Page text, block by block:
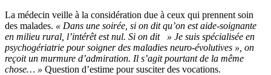
La médecin veille à la considération due à ceux qui prennent soin
des malades. « Dans une soirée, si on dit qu’on est aide-soignante
en milieu rural, l’intérêt est nul. Si on dit » Je suis spécialisée en
psychogériatrie pour soigner des maladies neuro-évolutives », on
reçoit un murmure d’admiration. Il s’agit pourtant de la même
chose… » Question d’estime pour susciter des vocations.